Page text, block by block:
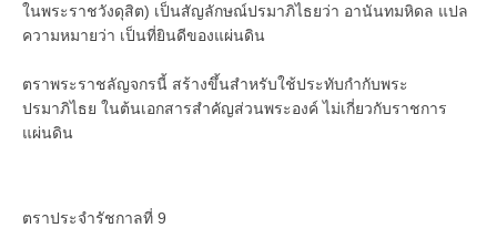
ในพระราชวังดุสิต) เป็นสัญลักษณ์ปรมาภิไธยว่า อานันทมหิดล แปล
ความหมายว่า เป็นที่ยินดีของแผ่นดิน
ตราพระราชลัญจกรนี้ สร้างขึ้นสำหรับใช้ประทับกำกับพระ
ปรมาภิไธย ในต้นเอกสารสำคัญส่วนพระองค์ ไม่เกี่ยวกับราชการ
แผ่นดิน
ตราประจำรัชกาลที่ 9